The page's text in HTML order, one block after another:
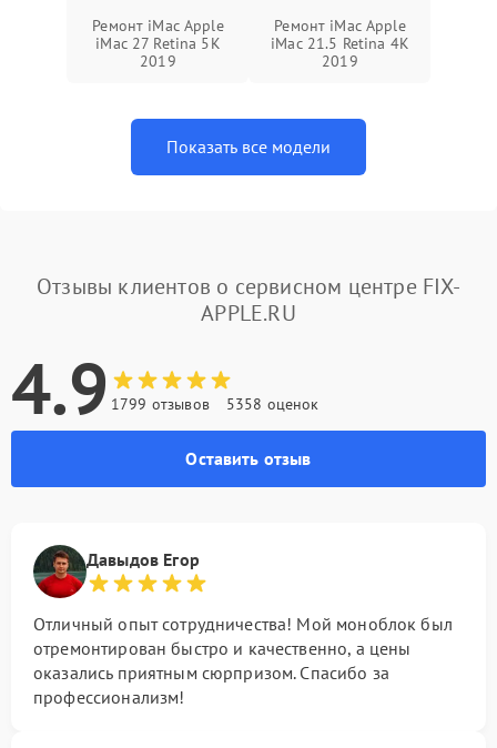
Ремонт iMac Apple
iMac 27 Retina 5K
2019
Ремонт iMac Apple
iMac 21.5 Retina 4K
2019
Показать все модели
Отзывы клиентов о сервисном центре FIX-
APPLE.RU
4.9 1799 отзывов 5358 оценок
Оставить отзыв
Давыдов Егор
Отличный опыт сотрудничества! Мой моноблок был
отремонтирован быстро и качественно, а цены
оказались приятным сюрпризом. Спасибо за
профессионализм!